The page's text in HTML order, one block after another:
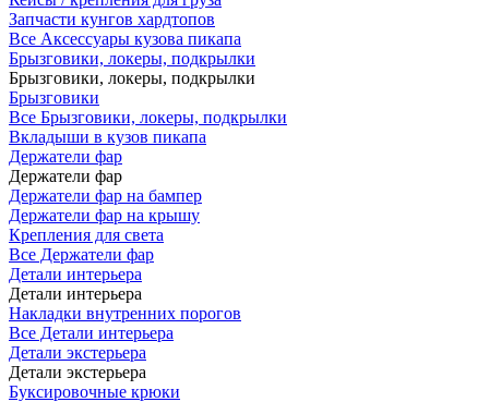
Запчасти кунгов хардтопов
Все Аксессуары кузова пикапа
Брызговики, локеры, подкрылки
Брызговики, локеры, подкрылки
Брызговики
Все Брызговики, локеры, подкрылки
Вкладыши в кузов пикапа
Держатели фар
Держатели фар
Держатели фар на бампер
Держатели фар на крышу
Крепления для света
Все Держатели фар
Детали интерьера
Детали интерьера
Накладки внутренних порогов
Все Детали интерьера
Детали экстерьера
Детали экстерьера
Буксировочные крюки